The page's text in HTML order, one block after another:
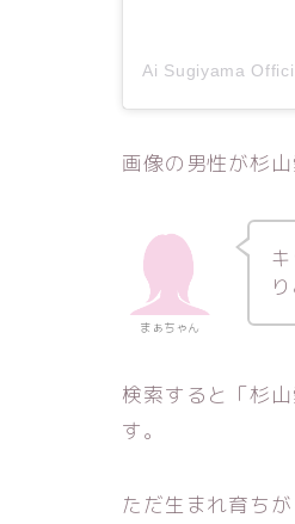
Ai Sugiyama
画像の男性が杉
まぁちゃん
検索すると「杉
す。
ただ生まれ育ち